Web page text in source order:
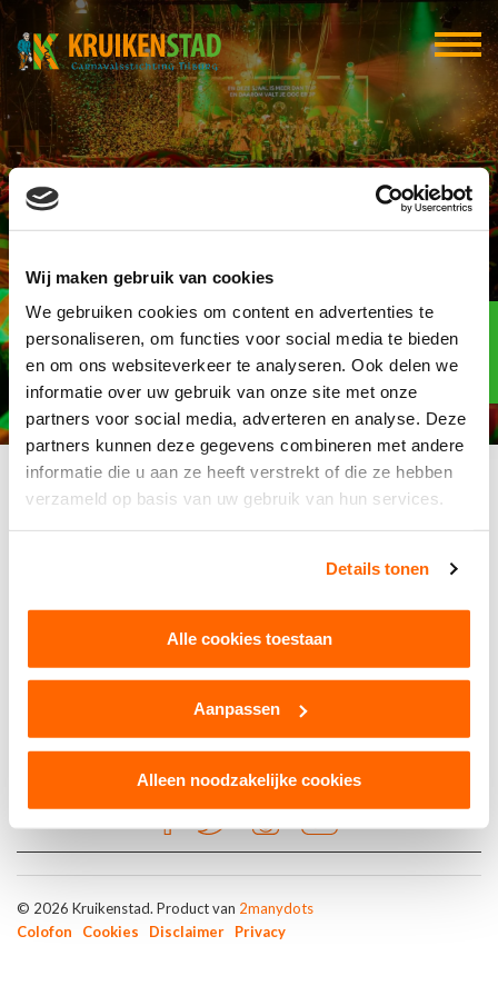
Wij maken gebruik van cookies
We gebruiken cookies om content en advertenties te
personaliseren, om functies voor social media te bieden
en om ons websiteverkeer te analyseren. Ook delen we
informatie over uw gebruik van onze site met onze
partners voor social media, adverteren en analyse. Deze
partners kunnen deze gegevens combineren met andere
informatie die u aan ze heeft verstrekt of die ze hebben
verzameld op basis van uw gebruik van hun services.
Details tonen
Alle cookies toestaan
Aanpassen
Alleen noodzakelijke cookies
Digifert
Elf-elf
over
95
© 2026 Kruikenstad. Product van 2manydots
Colofon
Cookies Disclaimer Privacy